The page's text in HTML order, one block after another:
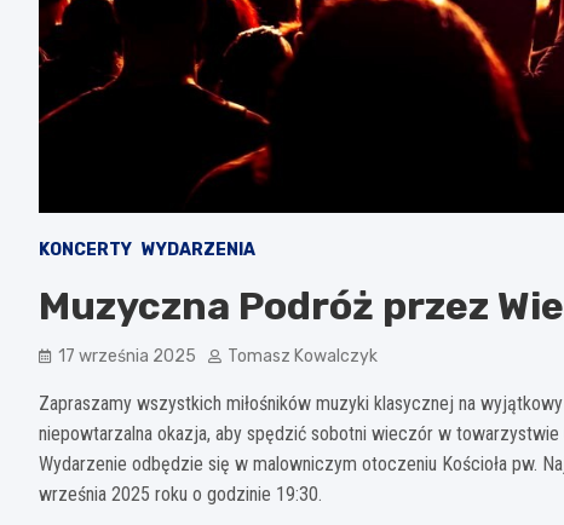
KONCERTY WYDARZENIA
Muzyczna Podróż przez
17 września 2025 Tomasz Kowalczyk
Zapraszamy wszystkich miłośników muzyki klasycznej na
niepowtarzalna okazja, aby spędzić sobotni wieczór w towarzystwie
Wydarzenie odbędzie się w malowniczym otoczeniu Kościoła pw.
września 2025 roku o godzinie 19:30.